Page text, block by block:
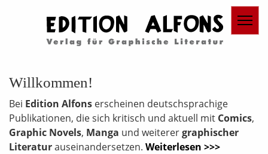
Willkommen!
Bei Edition Alfons erscheinen deutschsprachige
Publikationen, die sich kritisch und aktuell mit Comics,
Graphic Novels, Manga und weiterergraphischer
Literaturauseinandersetzen. Weiterlesen >>>